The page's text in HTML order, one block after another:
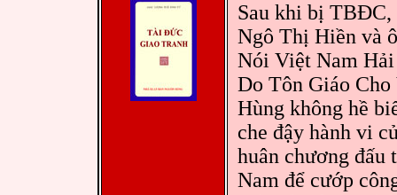
Sau khi bị TBĐC,
Ngô Thị Hiền và
Nói Việt Nam
Do Tôn Giáo
Hùng không hề
che đậy hành vi
huân chương đấu
Nam để cướp